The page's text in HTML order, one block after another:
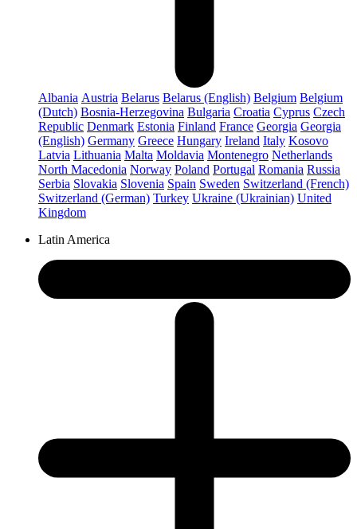
Albania Austria Belarus Belarus (English) Belgium Belgium
(Dutch) Bosnia-Herzegovina Bulgaria Croatia Cyprus Czech
Republic Denmark Estonia Finland France Georgia Georgia
(English) Germany Greece Hungary Ireland Italy Kosovo
Latvia Lithuania Malta Moldavia Montenegro Netherlands
North Macedonia Norway Poland Portugal Romania Russia
Serbia Slovakia Slovenia Spain Sweden Switzerland (French)
Switzerland (German) Turkey Ukraine (Ukrainian) United
Kingdom
Latin America